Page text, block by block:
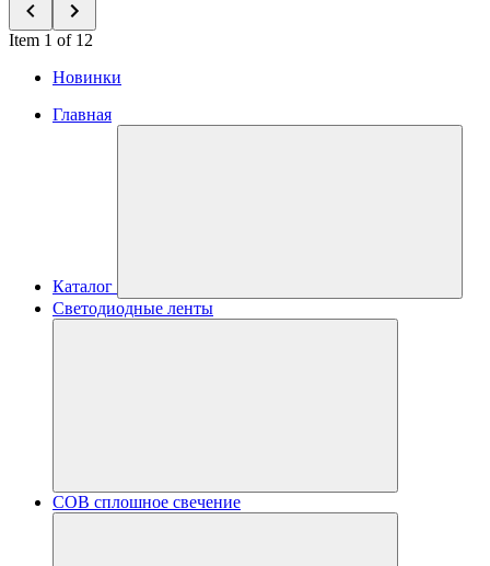
Item 1 of 12
Новинки
Главная
Каталог
Светодиодные ленты
COB сплошное свечение